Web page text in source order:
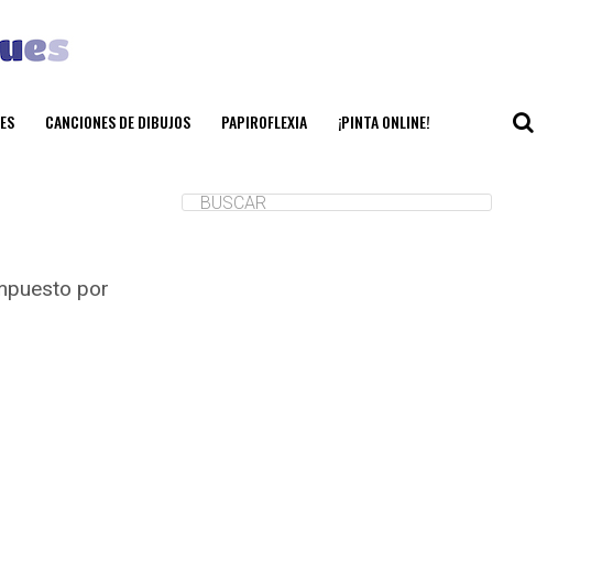
CANCIONES DE DIBUJOS PAPIROFLEXIA ¡PINTA ONLINE!
por